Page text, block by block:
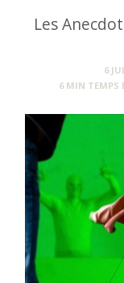
Les
6
6 MIN TEMPS